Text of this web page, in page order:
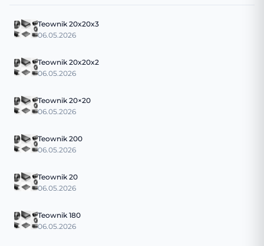
Teownik 20x20x3
06.05.2026
Teownik 20x20x2
06.05.2026
Teownik 20×20
06.05.2026
Teownik 200
06.05.2026
Teownik 20
06.05.2026
Teownik 180
06.05.2026